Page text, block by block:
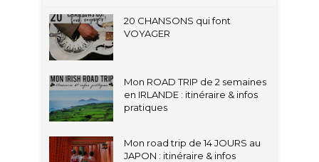
20 CHANSONS qui font
VOYAGER
Mon ROAD TRIP de 2 semaines
en IRLANDE : itinéraire & infos
pratiques
Mon road trip de 14 JOURS au
JAPON : itinéraire & infos